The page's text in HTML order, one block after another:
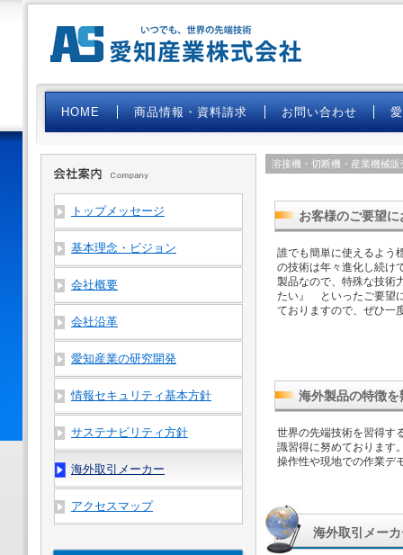
HOME 商品情報・資料請求 お問い合わせ
溶接機・切断機・産業機械
お客様のご要望
誰でも簡単に使えるよう
の技術は年々進化し続け
製品なので、特殊な技術
たい』 といったご要望
ておりますので、ぜひ一
海外製品の特徴
世界の先端技術を習得す
識習得に努めております
操作性や現地での作業デ
海外取引メー
トップメッセージ
基本理念・ビジョン
会社概要
会社沿革
愛知産業の研究開発
情報セキュリティ基本方針
サステナビリティ方針
海外取引メーカー
アクセスマップ